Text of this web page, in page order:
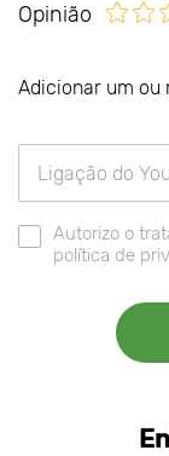
Opinião
Adicionar um ou
Autorizo o
política de